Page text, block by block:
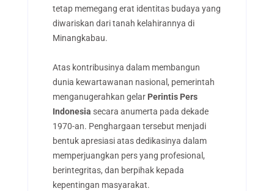
tetap memegang erat identitas budaya yang
diwariskan dari tanah kelahirannya di
Minangkabau.
Atas kontribusinya dalam membangun
dunia kewartawanan nasional, pemerintah
menganugerahkan gelar Perintis Pers
Indonesia secara anumerta pada dekade
1970-an. Penghargaan tersebut menjadi
bentuk apresiasi atas dedikasinya dalam
memperjuangkan pers yang profesional,
berintegritas, dan berpihak kepada
kepentingan masyarakat.